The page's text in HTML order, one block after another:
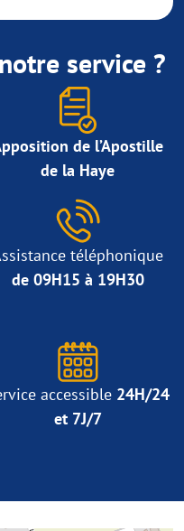
service ?
de l’Apostille
de la Haye
téléphonique
de 09H15 à 19H30
accessible 24H/24
et 7J/7